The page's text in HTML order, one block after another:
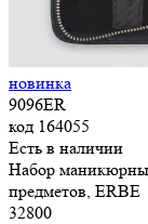
новинка
9096ER
код 164055
Есть в наличии
Набор
предметов, ERBE
32800